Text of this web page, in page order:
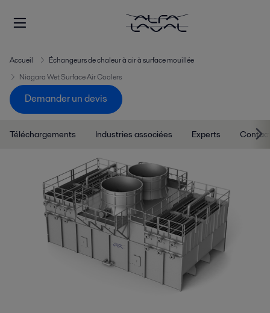
Accueil
Échangeurs de chaleur à air à surface mouillée
Niagara Wet Surface Air Coolers
Demander un devis
Téléchargements Industries associées Experts